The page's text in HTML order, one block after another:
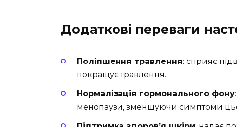
Додаткові переваги
Поліпшення травлення: сприяє
покращує травлення.
Нормалізація гормонального фону
менопаузи, зменшуючи симптоми